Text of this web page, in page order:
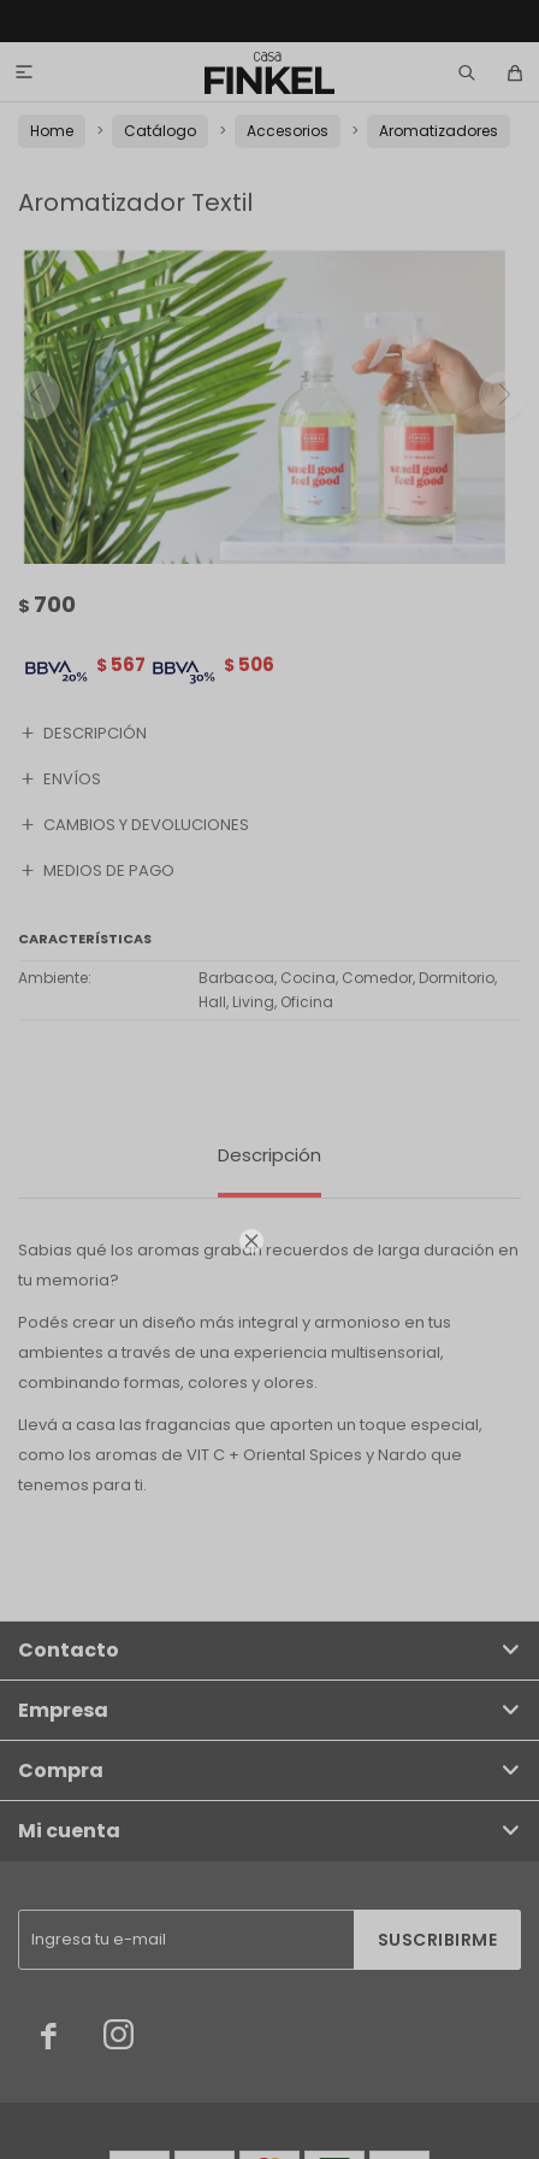


Home Catálogo Accesorios Aromatizadores
Aromatizador Textil
$ 700
$ 506
$ 567
DESCRIPCIÓN
ENVÍOS
CAMBIOS Y DEVOLUCIONES
MEDIOS DE PAGO
CARACTERÍSTICAS
Ambiente
Barbacoa, Cocina, Comedor, Dormitorio,
Hall, Living, Oficina
Descripción
Sabias qué los aromas graban recuerdos de larga duración en
tu memoria?
Podés crear un diseño más integral y armonioso en tus
ambientes a través de una experiencia multisensorial,
combinando formas, colores y olores.
Llevá a casa las fragancias que aporten un toque especial,
como los aromas de VIT C + Oriental Spices y Nardo que
tenemos para ti.
SUSCRIBIRME
 
Contacto
Empresa
Compra
Mi cuenta